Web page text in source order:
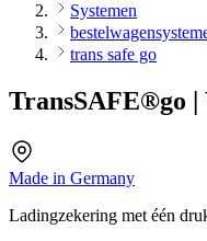
Systemen
trans safe go
TransSAFE®go |
Made in Germany
Ladingzekering met één